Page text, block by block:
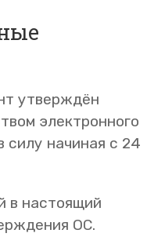
утверждён
электронного
силу начиная с 24
в настоящий
ОС.